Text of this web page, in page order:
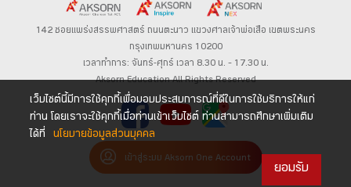
142 ซอยแพร่งสรรพศาสตร์ ถนนตะนาว แขวงศาลเจ้าพ่อเสือ เขตพระนคร
กรุงเทพมหานคร 10200
เวลาทำการ: จันทร์-ศุกร์ เวลา 8.30 น. – 17.30 น.
Aksorn Education All Rights Reserved
เข้าสู่ระบบ Aksorn One Account
เว็บไซต์นี้มีการใช้คุกกี้เพื่อมอบประสบการณ์ที่ดีในการใช้บริการให้แก่
ท่าน โดยเราจะใช้คุกกี้เมื่อท่านเข้าเว็บไซต์ ท่านสามารถศึกษาเพิ่มเติม
ได้ที่
นโยบายข้อมูลส่วนบุคคล
ยอมรับ